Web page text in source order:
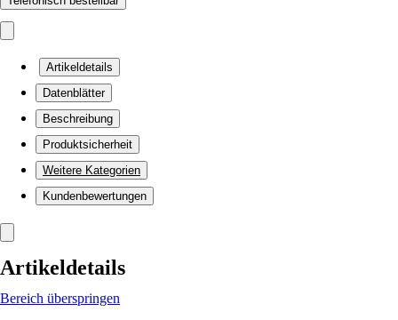
Artikeldetails
Datenblätter
Beschreibung
Produktsicherheit
Weitere Kategorien
Kundenbewertungen
Artikeldetails
Bereich überspringen